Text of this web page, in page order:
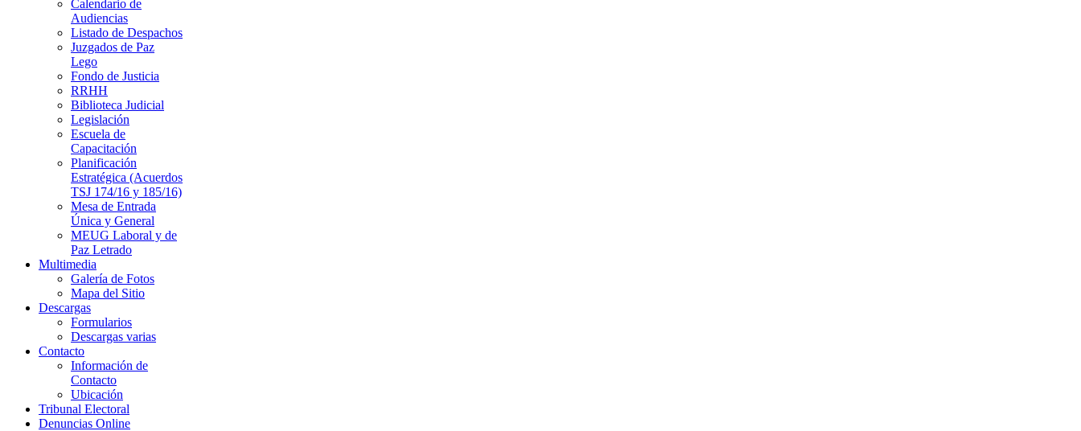
Calendario de
Audiencias
Listado de Despachos
Juzgados de Paz
Lego
Fondo de Justicia
RRHH
Biblioteca Judicial
Legislación
Escuela de
Capacitación
Planificación
Estratégica (Acuerdos
TSJ 174/16 y 185/16)
Mesa de Entrada
Única y General
MEUG Laboral y de
Paz Letrado
Multimedia
Galería de Fotos
Mapa del Sitio
Descargas
Formularios
Descargas varias
Contacto
Información de
Contacto
Ubicación
Tribunal Electoral
Denuncias Online